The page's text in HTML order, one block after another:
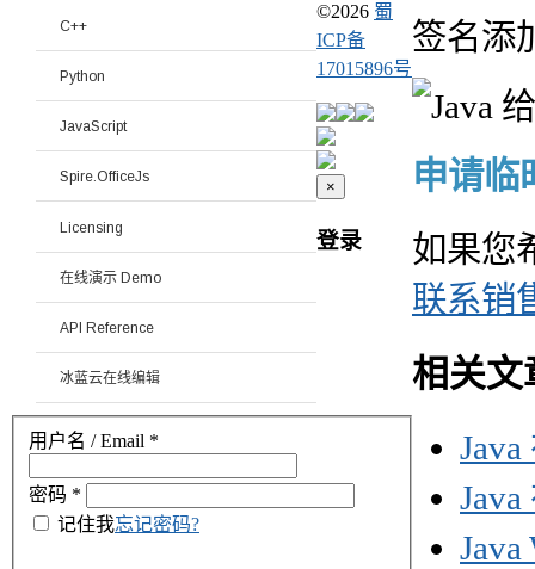
签名添
申请临
如果您
联系销
相关文
C++
Python
JavaScript
Spire.OfficeJs
Licensing
在线演示 Demo
API Reference
冰蓝云在线编辑
©2026 蜀
ICP备
17015896号
×
登录
用户名 / Email *
密码 *
记住我忘记密码?